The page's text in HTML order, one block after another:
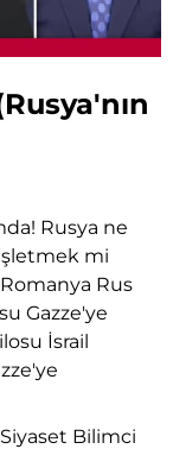
Rusya ne
mi
Rus
Gazze'ye
İsrail
Bilimci